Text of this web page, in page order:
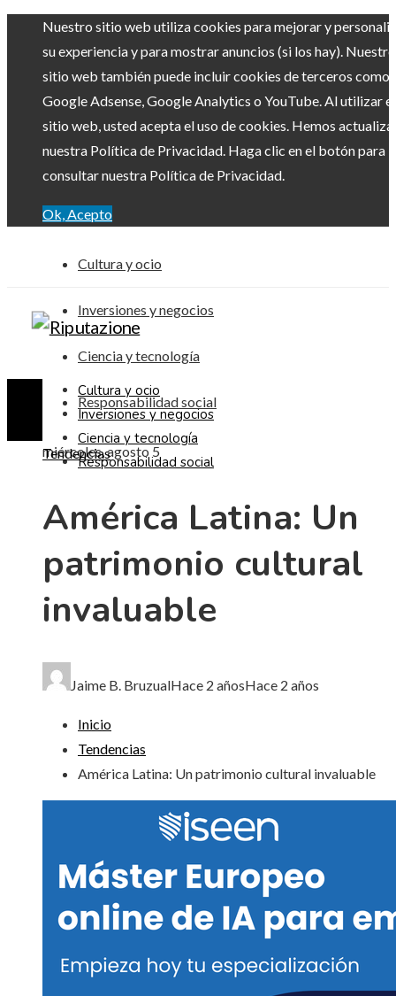
Nuestro sitio web utiliza cookies para mejorar y
su experiencia y para mostrar anuncios (si los hay). Nuestro
sitio web también puede incluir cookies de terceros como
Google Adsense, Google Analytics o YouTube. Al utilizar el
sitio web, usted acepta el uso de cookies. Hemos
nuestra Política de Privacidad. Haga clic en el botón para
consultar nuestra Política de Privacidad.
Ok, Acepto
Cultura y ocio
Inversiones y negocios
Ciencia y tecnología
Responsabilidad social
miércoles, agosto 5
Cultura y ocio
Inversiones y negocios
Ciencia y tecnología
Responsabilidad social
Tendencias
América Latina: Un
patrimonio cultural
invaluable
Jaime B. BruzualHace 2 añosHace 2 años
Inicio
Tendencias
América Latina: Un patrimonio cultural invaluable